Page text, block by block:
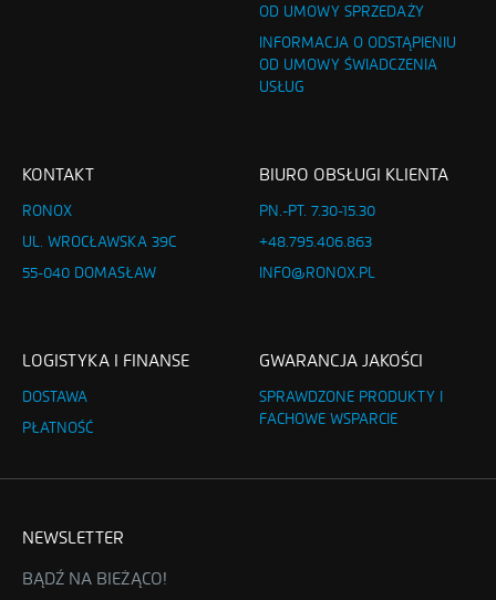
OD UMOWY SPRZEDAŻY
INFORMACJA O ODSTĄPIENIU
OD UMOWY ŚWIADCZENIA
USŁUG
KONTAKT
RONOX
UL. WROCŁAWSKA 39C
55-040 DOMASŁAW
BIURO OBSŁUGI KLIENTA
PN.-PT. 7.30-15.30
+48.795.406.863
INFO@RONOX.PL
LOGISTYKA I FINANSE
DOSTAWA
PŁATNOŚĆ
GWARANCJA JAKOŚCI
SPRAWDZONE PRODUKTY I
FACHOWE WSPARCIE
NEWSLETTER
BĄDŹ NA BIEŻĄCO!